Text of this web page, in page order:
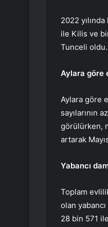
2022
ile Kilis ve
Tunceli
Aylara göre
Aylara göre
sayılarının
görülürken,
artarak
Yabancı
Toplam
olan
28 bin 571